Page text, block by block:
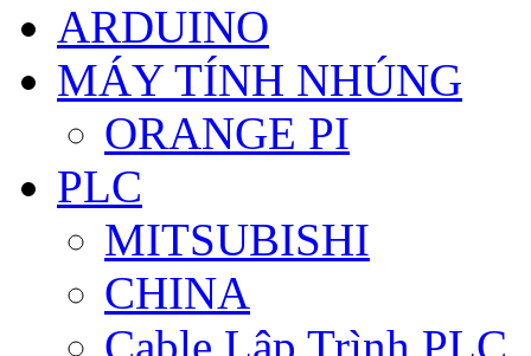
ARDUINO
MÁY TÍNH NHÚNG
ORANGE PI
PLC
MITSUBISHI
CHINA